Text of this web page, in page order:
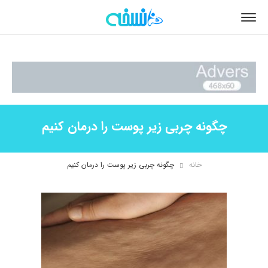
چگونه چربی زیر پوست را درمان کنیم
خانه چگونه چربی زیر پوست را درمان کنیم